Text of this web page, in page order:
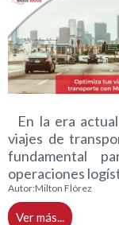
En la era
viajes de
fundamental
operaciones
Autor:Milton Flórez
Ver más...